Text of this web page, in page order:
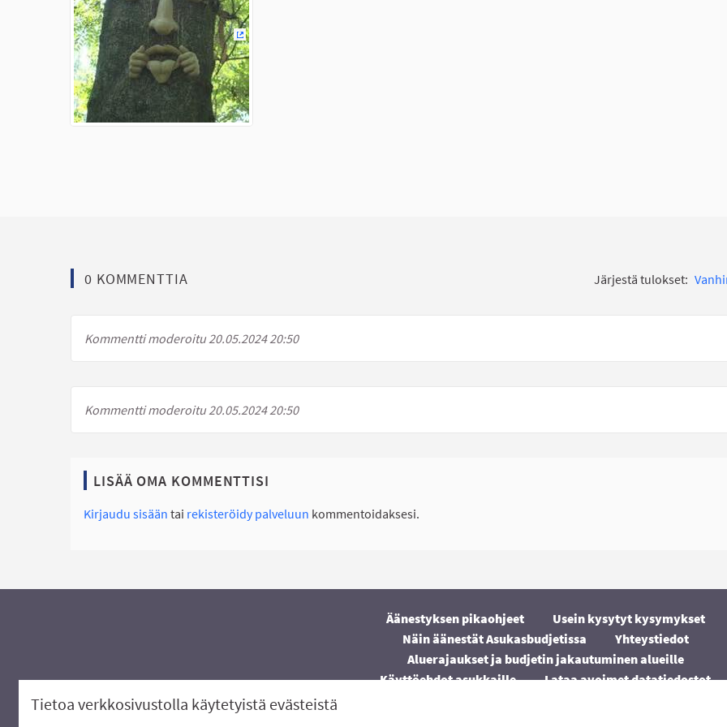
Tietoa verkkosivustolla käytetyistä evästeistä
(Ulkoinen linkki)
0 KOMMENTTIA Järjestä tulokset:
Kommentti moderoitu 20.05.2024 20:50
Kommentti moderoitu 20.05.2024 20:50
LISÄÄ OMA KOMMENTTISI
Kirjaudu sisään tai rekisteröidy palveluun kommentoidaksesi.
Äänestyksen pikaohjeet
Usein kysytyt kysymykset
Näin äänestät Asukasbudjetissa
Yhteystiedot
Aluerajaukset ja budjetin jakautuminen alueille
Käyttöehdot asukkaille
Lataa avoimet datatiedostot